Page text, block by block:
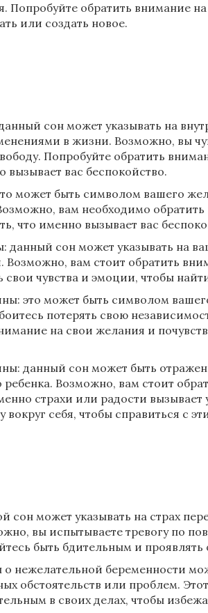
Попробуйте обратить внимание
или создать новое.
сон может указывать на
в жизни. Возможно, вы
Попробуйте обратить
вызывает вас беспокойство.
может быть символом вашего
вам необходимо
что именно вызывает вас
сон может указывать на
вам стоит обратить
свои чувства и эмоции, чтобы
это может быть символом
потерять свою
на свои желания и
данный сон может быть
ребенка. Возможно, вам стоит
страхи или радости вызывает
себя, чтобы справиться с
сон может указывать на страх
вы испытываете тревогу по
быть бдительным и проявлять
о нежелательной беременности
обстоятельств или проблем.
в своих делах, чтобы